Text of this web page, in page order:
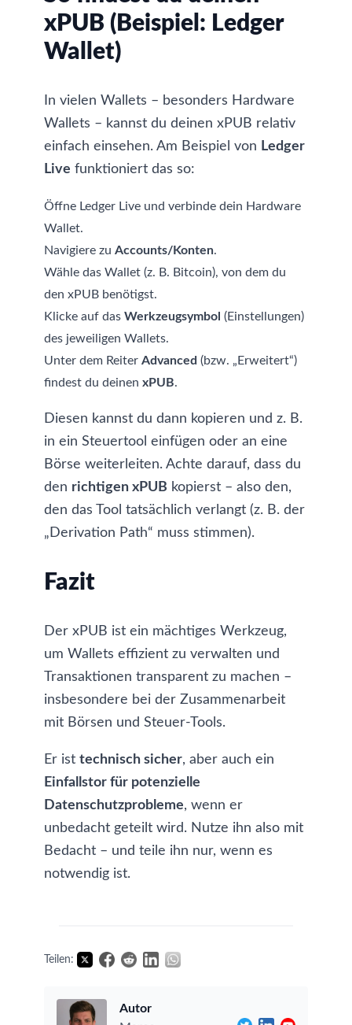
xPUB (Beispiel: Ledger
Wallet)
In vielen Wallets – besonders Hardware
Wallets – kannst du deinen xPUB relativ
einfach einsehen. Am Beispiel von Ledger
Live funktioniert das so:
Öffne Ledger Live und verbinde dein Hardware
Wallet.
Navigiere zu Accounts/Konten.
Wähle das Wallet (z. B. Bitcoin), von dem du
den xPUB benötigst.
Klicke auf das Werkzeugsymbol (Einstellungen)
des jeweiligen Wallets.
Unter dem Reiter Advanced (bzw. „Erweitert“)
findest du deinen xPUB.
Diesen kannst du dann kopieren und z. B.
in ein Steuertool einfügen oder an eine
Börse weiterleiten. Achte darauf, dass du
den richtigen xPUB kopierst – also den,
den das Tool tatsächlich verlangt (z. B. der
„Derivation Path“ muss stimmen).
Fazit
Der xPUB ist ein mächtiges Werkzeug,
um Wallets effizient zu verwalten und
Transaktionen transparent zu machen –
insbesondere bei der Zusammenarbeit
mit Börsen und Steuer-Tools.
Er ist technisch sicher, aber auch ein
Einfallstor für potenzielle
Datenschutzprobleme, wenn er
unbedacht geteilt wird. Nutze ihn also mit
Bedacht – und teile ihn nur, wenn es
notwendig ist.
Teilen:
Autor